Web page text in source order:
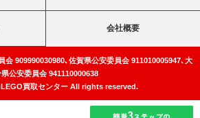
会社概要
会 909990030980､佐賀県公安委員会 911010005947､大
県公安委員会 941110000638
買取センター All rights reserved.